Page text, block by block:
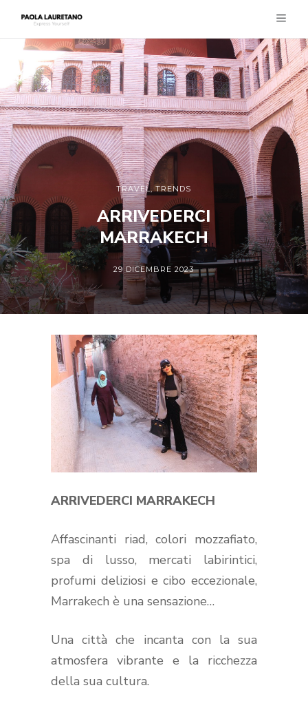
TRAVEL,TRENDS
ARRIVEDERCI
MARRAKECH
29 DICEMBRE 2023
ARRIVEDERCI MARRAKECH
Affascinanti riad, colori mozzafiato,
spa di lusso, mercati labirintici,
profumi deliziosi e cibo eccezionale,
Marrakech è una sensazione…
Una città che incanta con la sua
atmosfera vibrante e la ricchezza
della sua cultura.